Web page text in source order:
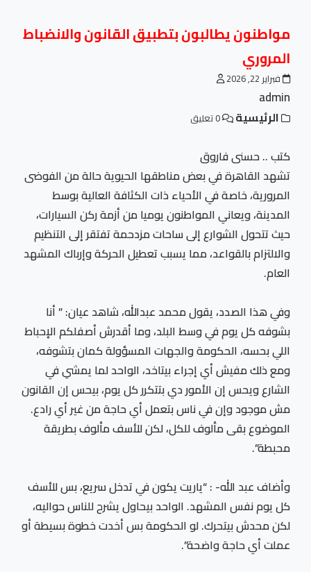
مواطنون يطالبون بتطبيق القانون والانضباط
المروري
فبراير 22, 2026
admin
الرئيسية
كتب .. حسنى فاروق
تشهد القاهرة في بعض مناطقها الحيوية حالة من الفوضى
المرورية، خاصة في الأحياء ذات الكثافة العالية بوسط
المدينة، ويعاني المواطنون يوميا من أزمة ركن السيارات،
حيث تتحول الشوارع إلى ساحات مزدحمة تفتقر إلى التنظيم
والالتزام بالقواعد، مما يسبب تعطيل الحركة وإرباك المشهد
العام.
وفي هذا الصدد، يقول محمد عبدالله، شاهد عيان: ” أنا
بشوفه كل يوم في وسط البلد، وما أقدرش أصفلكم الإحباط
اللي بحسه، الحكومة والجهات المسؤولة كمان بتشوفه،
ومع ذلك مفيش أي إجراء بيتاخد، الواحد لما يمشي في
الشارع ويحس إن الأمور دي بتتكرر كل يوم، بيحس إن القانون
مش موجود وإن في ناس بتعمل أي حاجة من غير أي رادع.
الموضوع بقى مألوف للكل، لكن للأسف مألوف بطريقة
محبطة”.
وأضاف عبد الله- : “ياريت يكون في تدخل سريع، بس للأسف
كل يوم نفس المشهد. الواحد بيحاول يشرح للناس حواليه،
لكن محدش بيتحرك. لو الحكومة بس أخدت خطوة بسيطة أو
عملت أي حاجة واضحة”.